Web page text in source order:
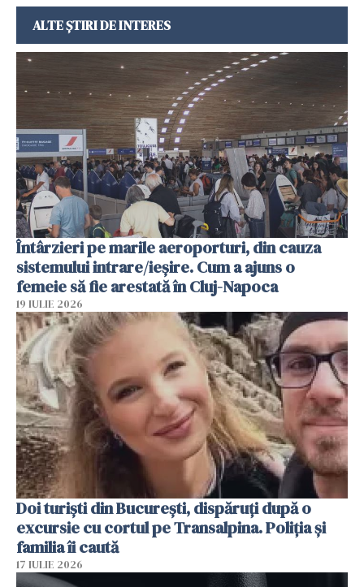
ALTE ȘTIRI DE INTERES
Întârzieri pe marile aeroporturi, din cauza
sistemului intrare/ieșire. Cum a ajuns o
femeie să fie arestată în Cluj-Napoca
19 IULIE 2026
Doi turiști din București, dispăruți după o
excursie cu cortul pe Transalpina. Poliția și
familia îi caută
17 IULIE 2026